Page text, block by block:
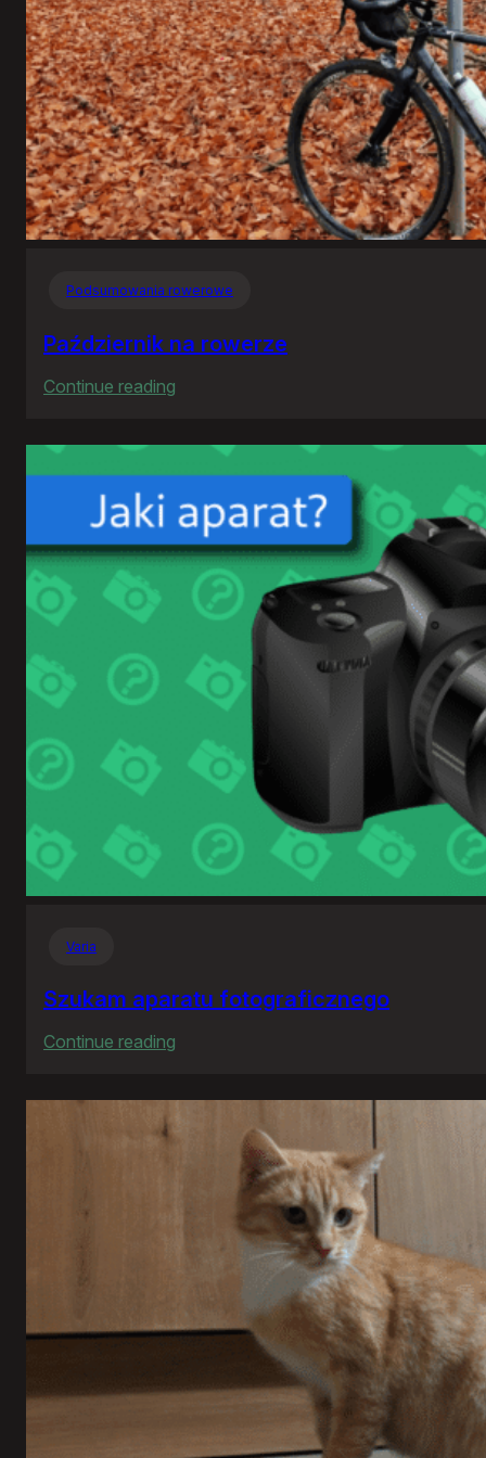
Podsumowania rowerowe
Październik na rowerze
Continue reading
na
rowerze
Varia
Szukam aparatu fotograficznego
Continue reading
aparatu
fotograficznego